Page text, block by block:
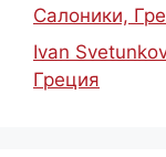
Салоники,
Ivan
Греция